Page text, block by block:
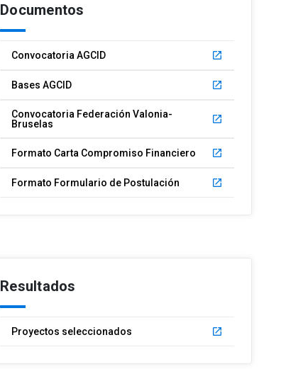
Documentos
Convocatoria AGCID launch
Bases AGCID launch
Convocatoria Federación Valonia-
Bruselas
launch
Formato Carta Compromiso Financiero launch
Formato Formulario de Postulación launch
Resultados
Proyectos seleccionados launch